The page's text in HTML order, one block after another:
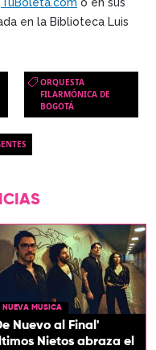
TuBoleta.com o en sus
en la Biblioteca Luis
ORQUESTA
FILARMÓNICA DE
BOGOTÁ
NUEVA MUSICA
Nuevo al Final'
Nietos abraza el